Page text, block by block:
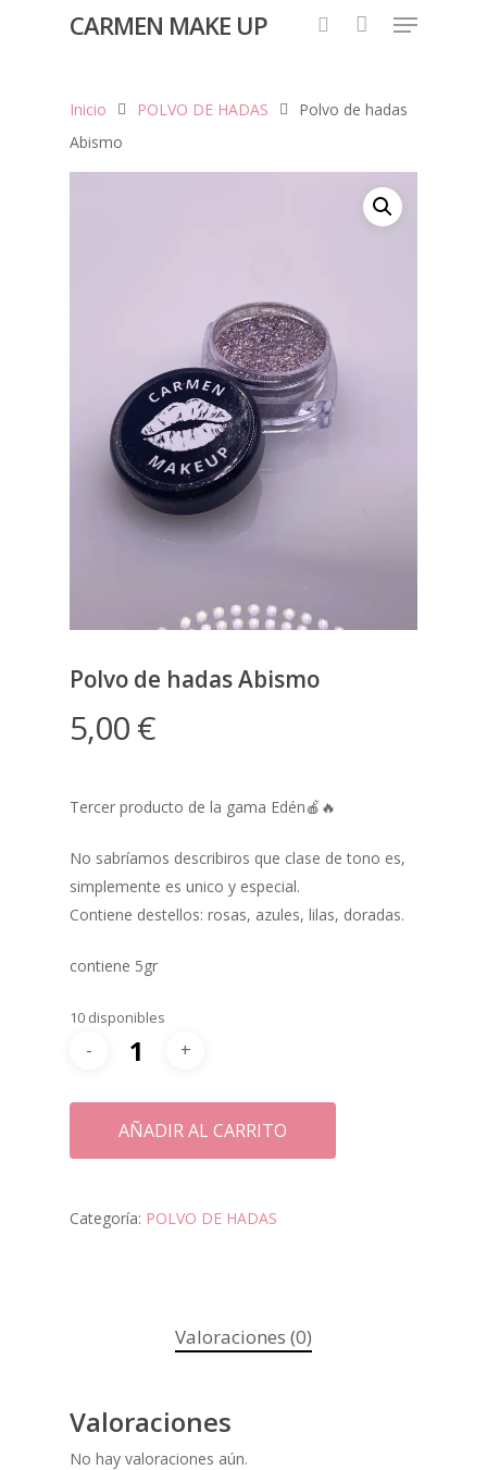
CARMEN MAKE UP
Inicio POLVO DE HADAS
Polvo de hadas
Abismo
Polvo de hadas Abismo
5,00€
Tercer producto de la gama Edén🍎🔥
No sabríamos describiros que clase de tono es,
simplemente es unico y especial.
Contiene destellos: rosas, azules, lilas, doradas.
contiene 5gr
10 disponibles
AÑADIR AL CARRITO
Categoría: POLVO DE HADAS
Valoraciones (0)
Valoraciones
No hay valoraciones aún.